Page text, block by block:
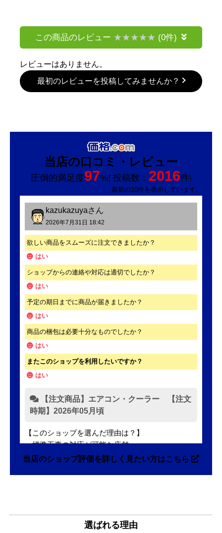
この商品のレビュー (0件)
レビューはありません。
最初のレビューを投稿してみませんか？
当店の口コミ・レビュー
圧倒的満足度97%! 投稿数： 2016件!
最新の10件を表示しています。
kazukazuyaさん
2026年7月31日 18:42
欲しい商品をスムーズに注文できましたか？
はい
ショップからの連絡や対応は適切でしたか？
はい
予定の期日までに商品が届きましたか？
はい
商品の梱包は必要十分なものでしたか？
はい
またこのショップを利用したいですか？
はい
【注文商品】エアコン・クーラー 【注文
時期】2026年05月頃
【このショップを選んだ理由は？】
・標準工事の対応が可能な店舗
・標準工事費込みセットの価格が表示がされていて
注文(入金)してから10日後にお届け、その後、工事
費を日程調整させてもらいました。
当店のショップ評価を詳しく見たい方はこちら
選ばれる理由